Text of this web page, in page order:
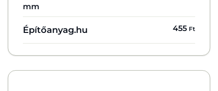
mm
Építőanyag.hu 455 Ft